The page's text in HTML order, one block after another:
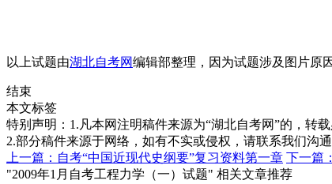
以上试题由湖北自考网编辑部整理，因为试题涉及图片原
结束
本文标签
特别声明：1.凡本网注明稿件来源为“湖北自考网”的，转
2.部分稿件来源于网络，如有不实或侵权，请联系我们沟
上一篇：自考“中国近现代史纲要”复习资料第一章 下一篇
"2009年1月自考工程力学（一）试题" 相关文章推荐